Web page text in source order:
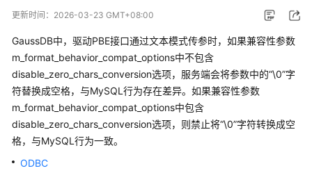
动
服
务
公
告
产
介
更新时间： 2026-03-23 GMT+08:00
GaussDB中，驱动PBE接口通过文本模式传参时，如果兼容性参数
m_format_behavior_compat_options中不包含
disable_zero_chars_conversion选项，服务端会将参数中的“\0”字
符替换成空格，与MySQL行为存在差异。如果兼容性参数
m_format_behavior_compat_options中包含
disable_zero_chars_conversion选项，则禁止将“\0”字符转换成空
格，与MySQL行为一致。
ODBC